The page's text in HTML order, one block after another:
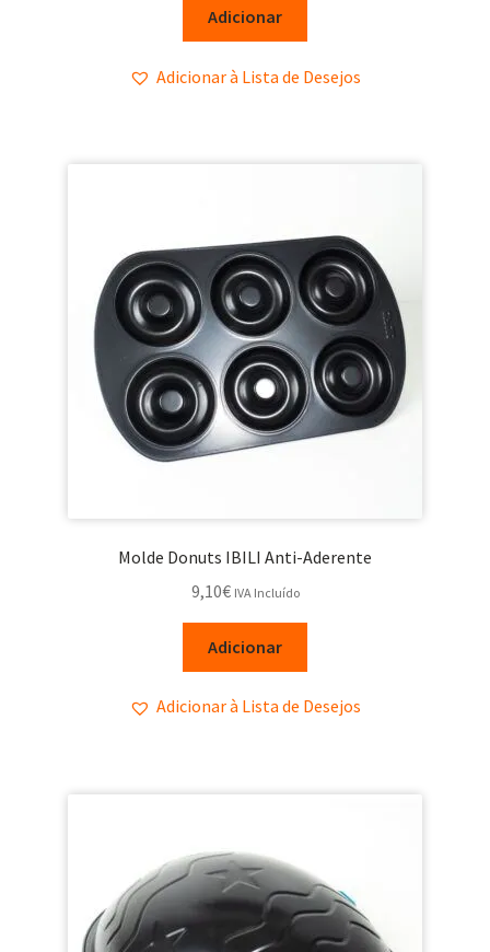
Adicionar
Adicionar à Lista de Desejos
Molde Donuts IBILI Anti-Aderente
9,10€ IVA Incluído
Adicionar
Adicionar à Lista de Desejos